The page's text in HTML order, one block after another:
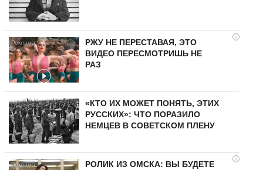
i
РЖУ НЕ ПЕРЕСТАВАЯ, ЭТО
ВИДЕО ПЕРЕСМОТРИШЬ НЕ
РАЗ
«КТО ИХ МОЖЕТ ПОНЯТЬ, ЭТИХ
РУССКИХ»: ЧТО ПОРАЗИЛО
НЕМЦЕВ В СОВЕТСКОМ ПЛЕНУ
i
РОЛИК ИЗ ОМСКА: ВЫ БУДЕТЕ